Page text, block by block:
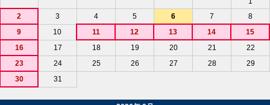
2
3 4 5 6 7
8
9
10 11 12 13 14
15
16
17 18 19 20 21
22
23
24 25 26 27 28
29
30
31